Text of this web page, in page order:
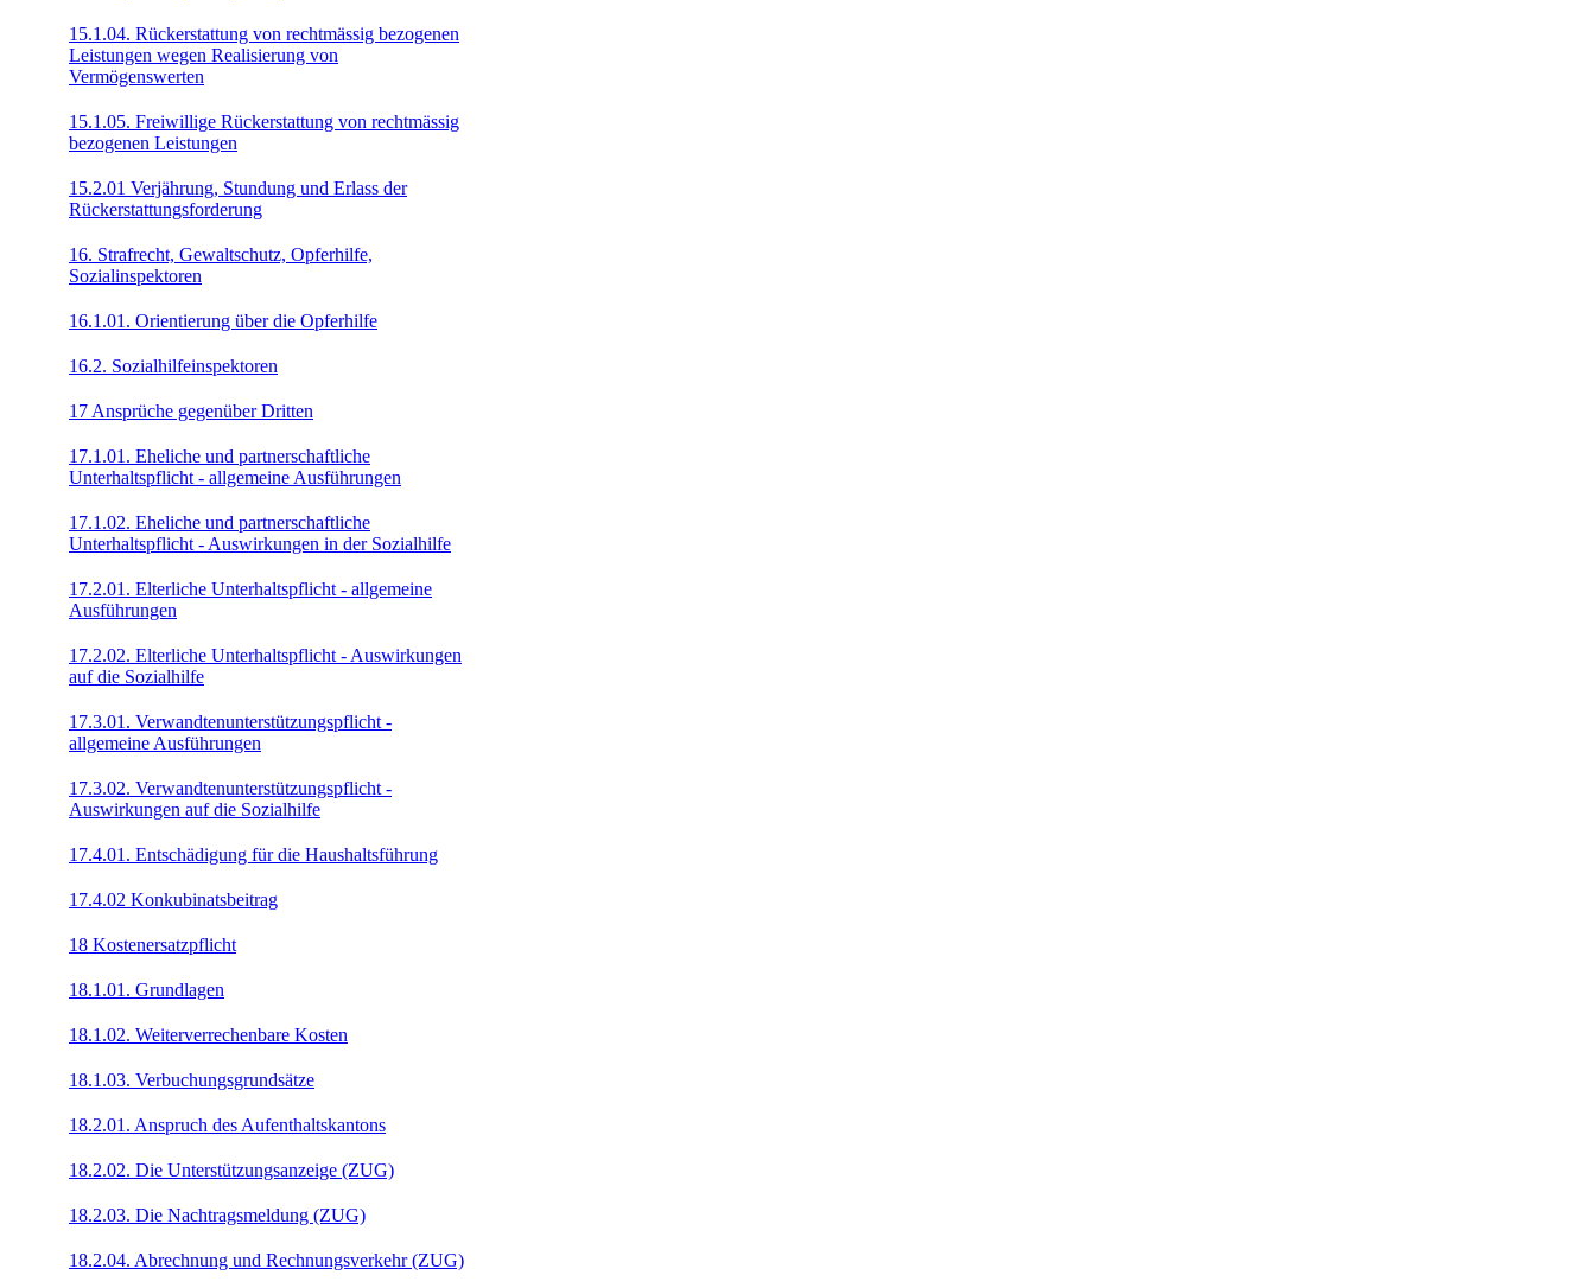
15.1.04. Rückerstattung von rechtmässig bezogenen
Leistungen wegen Realisierung von
Vermögenswerten
15.1.05. Freiwillige Rückerstattung von rechtmässig
bezogenen Leistungen
15.2.01 Verjährung, Stundung und Erlass der
Rückerstattungsforderung
16. Strafrecht, Gewaltschutz, Opferhilfe,
Sozialinspektoren
16.1.01. Orientierung über die Opferhilfe
16.2. Sozialhilfeinspektoren
17 Ansprüche gegenüber Dritten
17.1.01. Eheliche und partnerschaftliche
Unterhaltspflicht - allgemeine Ausführungen
17.1.02. Eheliche und partnerschaftliche
Unterhaltspflicht - Auswirkungen in der Sozialhilfe
17.2.01. Elterliche Unterhaltspflicht - allgemeine
Ausführungen
17.2.02. Elterliche Unterhaltspflicht - Auswirkungen
auf die Sozialhilfe
17.3.01. Verwandtenunterstützungspflicht -
allgemeine Ausführungen
17.3.02. Verwandtenunterstützungspflicht -
Auswirkungen auf die Sozialhilfe
17.4.01. Entschädigung für die Haushaltsführung
17.4.02 Konkubinatsbeitrag
18 Kostenersatzpflicht
18.1.01. Grundlagen
18.1.02. Weiterverrechenbare Kosten
18.1.03. Verbuchungsgrundsätze
18.2.01. Anspruch des Aufenthaltskantons
18.2.02. Die Unterstützungsanzeige (ZUG)
18.2.03. Die Nachtragsmeldung (ZUG)
18.2.04. Abrechnung und Rechnungsverkehr (ZUG)